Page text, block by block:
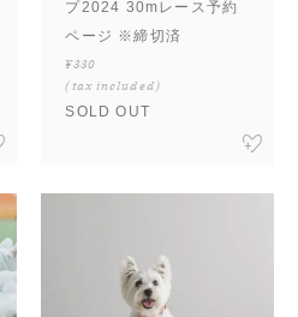
プ2024 30mレース予約
ページ ※締切済
¥330
(tax included)
SOLD OUT